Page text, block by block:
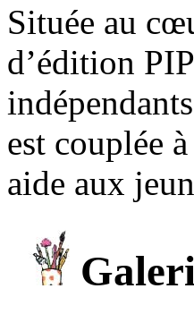
Située au
d’édition
est couplée
aide aux